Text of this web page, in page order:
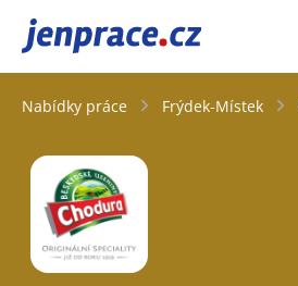
JenPráce.cz
Nabídky práce Frýdek-Místek